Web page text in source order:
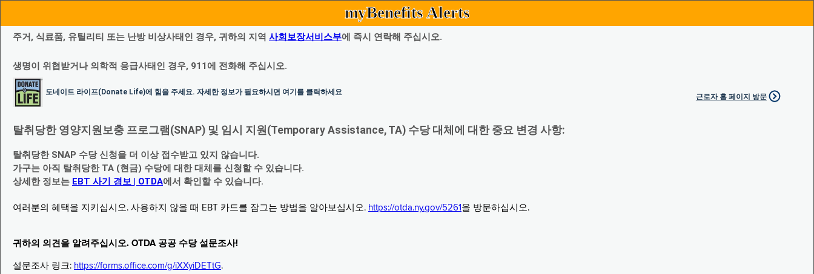
myBenefits Alerts
주거, 식료품, 유틸리티 또는 난방 비상사태인 경우, 귀하의 지역 사회보장서비스부에 즉시 연락해 주십시오.
생명이 위협받거나 의학적 응급사태인 경우, 911에 전화해 주십시오.
도네이트 라이프(Donate Life)에 힘을 주세요. 자세한 정보가 필요하시면 여기를 클릭하세요
근로자 홈 페이지 방문
탈취당한 영양지원보충 프로그램(SNAP) 및 임시 지원(Temporary Assistance, TA) 수당 대체에 대한 중요 변경 사항:
탈취당한 SNAP 수당 신청을 더 이상 접수받고 있지 않습니다.
가구는 아직 탈취당한 TA (현금) 수당에 대한 대체를 신청할 수 있습니다.
상세한 정보는 EBT 사기 경보 | OTDA에서 확인할 수 있습니다.
여러분의 혜택을 지키십시오. 사용하지 않을 때 EBT 카드를 잠그는 방법을 알아보십시오. https://otda.ny.gov/5261 을 방문하십시오.
귀하의 의견을 알려주십시오. OTDA 공공 수당 설문조사!
설문조사 링크: https://forms.office.com/g/iXXyiDETtG.